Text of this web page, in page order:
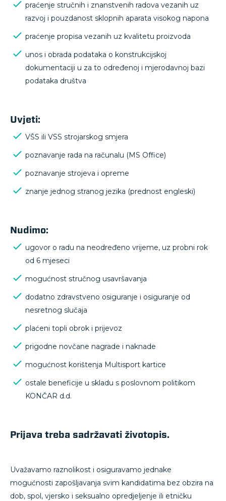
praćenje stručnih i znanstvenih radova vezanih uz
razvoj i pouzdanost sklopnih aparata visokog napona
praćenje propisa vezanih uz kvalitetu proizvoda
unos i obrada podataka o konstrukcijskoj
dokumentaciji u za to određenoj i mjerodavnoj bazi
podataka društva
Uvjeti:
VŠS ili VSS strojarskog smjera
poznavanje rada na računalu (MS Office)
poznavanje strojeva i opreme
znanje jednog stranog jezika (prednost engleski)
Nudimo:
ugovor o radu na neodređeno vrijeme, uz probni rok
od 6 mjeseci
mogućnost stručnog usavršavanja
dodatno zdravstveno osiguranje i osiguranje od
nesretnog slučaja
plaćeni topli obrok i prijevoz
prigodne novčane nagrade i naknade
mogućnost korištenja Multisport kartice
ostale beneficije u skladu s poslovnom politikom
KONČAR d.d.
Prijava treba sadržavati životopis.
Uvažavamo raznolikost i osiguravamo jednake
mogućnosti zapošljavanja svim kandidatima bez obzira na
dob, spol, vjersko i seksualno opredjeljenje ili etničku